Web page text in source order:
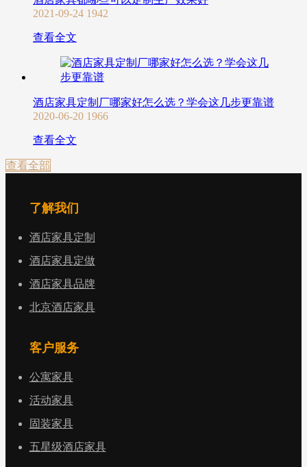
2021-09-24 1942
查看全文
酒店家具定制厂哪家好怎么选？学会这几步更靠谱
2020-06-20 1966
查看全文
查看全部
了解我们
酒店家具定制
酒店家具定做
酒店家具品牌
北京酒店家具
客户服务
公寓家具
活动家具
固装家具
五星级酒店家具